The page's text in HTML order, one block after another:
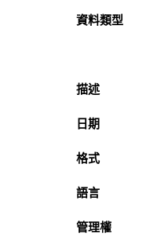
資料類型
描述
日期
格式
語言
管理權